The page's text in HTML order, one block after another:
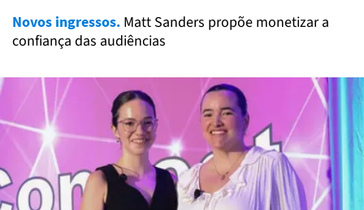
Novos ingressos. Matt Sanders propõe monetizar a
confiança das audiências